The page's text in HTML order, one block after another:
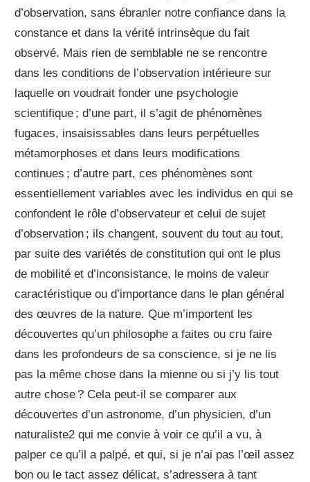
d’observation, sans ébranler notre confiance dans la
constance et dans la vérité intrinsèque du fait
observé. Mais rien de semblable ne se rencontre
dans les conditions de l’observation intérieure sur
laquelle on voudrait fonder une psychologie
scientifique ; d’une part, il s’agit de phénomènes
fugaces, insaisissables dans leurs perpétuelles
métamorphoses et dans leurs modifications
continues ; d’autre part, ces phénomènes sont
essentiellement variables avec les individus en qui se
confondent le rôle d’observateur et celui de sujet
d’observation ; ils changent, souvent du tout au tout,
par suite des variétés de constitution qui ont le plus
de mobilité et d’inconsistance, le moins de valeur
caractéristique ou d’importance dans le plan général
des œuvres de la nature. Que m’importent les
découvertes qu’un philosophe a faites ou cru faire
dans les profondeurs de sa conscience, si je ne lis
pas la même chose dans la mienne ou si j’y lis tout
autre chose ? Cela peut-il se comparer aux
découvertes d’un astronome, d’un physicien, d’un
naturaliste2 qui me convie à voir ce qu’il a vu, à
palper ce qu’il a palpé, et qui, si je n’ai pas l’œil assez
bon ou le tact assez délicat, s’adressera à tant